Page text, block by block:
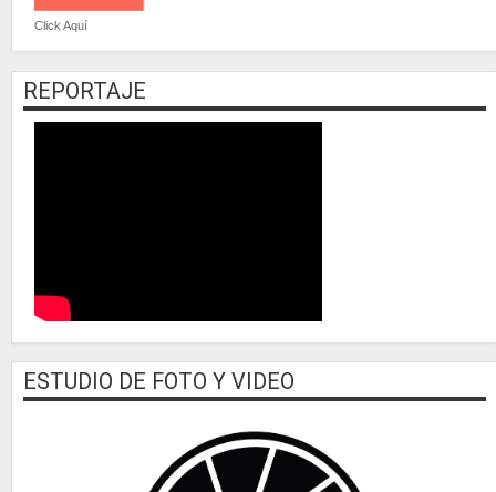
Click Aquí
REPORTAJE
ESTUDIO DE FOTO Y VIDEO